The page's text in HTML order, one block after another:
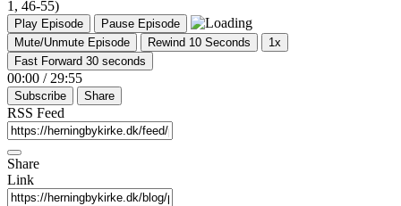
1, 46-55)
Play Episode
Pause Episode
Mute/Unmute Episode
Rewind 10 Seconds
1x
Fast Forward 30 seconds
00:00 / 29:55
Subscribe Share
RSS Feed
Share
Link